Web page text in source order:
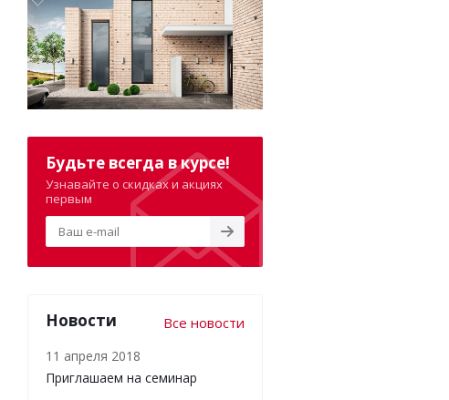
Будьте всегда в курсе!
Узнавайте о скидках и акциях
первым
Новости Все новости
11 апреля 2018
Приглашаем на семинар